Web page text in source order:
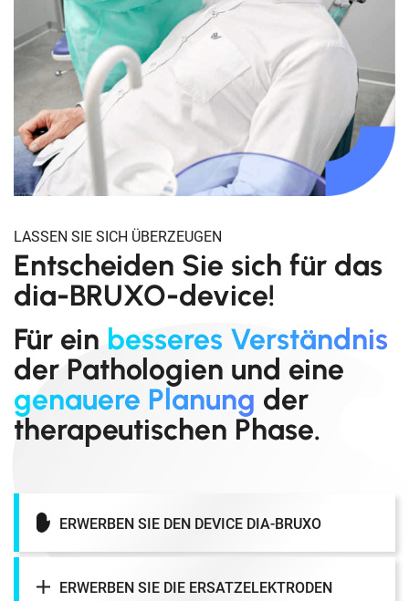
LASSEN SIE SICH ÜBERZEUGEN
Entscheiden Sie sich für das
dia-BRUXO-device!
Für ein besseres Verständnis
der Pathologien und eine
genauere Planung der
therapeutischen Phase.
ERWERBEN SIE DEN DEVICE DIA-BRUXO
ERWERBEN SIE DIE ERSATZELEKTRODEN